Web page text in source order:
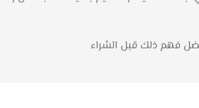
فهم ذلك قبل الشراء